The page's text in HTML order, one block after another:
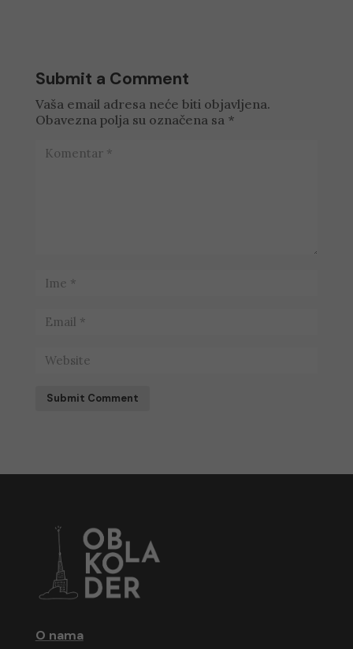
Submit a Comment
Vaša email adresa neće biti objavljena.
Obavezna polja su označena sa *
Submit Comment
O nama